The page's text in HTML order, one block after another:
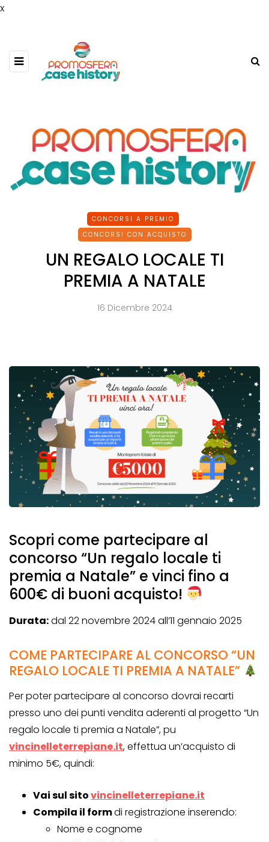
x
CONCORSI A PREMIO
CONCORSI CON ACQUISTO
UN REGALO LOCALE TI
PREMIA A NATALE
16 Dicembre 2024
Scopri come partecipare al
concorso “Un regalo locale ti
premia a Natale” e vinci fino a
600€ di buoni acquisto!
Durata:dal 22 novembre 2024 all’11 gennaio 2025
COME PARTECIPARE AL CONCORSO “UN
REGALO LOCALE TI PREMIA A NATALE”
Per poter partecipare al concorso dovrai recarti
presso uno dei punti vendita aderenti al progetto “Un
regalo locale ti premia a Natale”, pu
vincinelleterrepiane.it, effettua un’acquisto di
minimo 5€, quindi:
Vai sul sitovincinelleterrepiane.it
Compila il formdi registrazione inserendo:
Nome e cognome